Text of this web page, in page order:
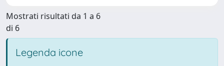
Mostrati risultati da 1 a 6
di 6
Legenda icone